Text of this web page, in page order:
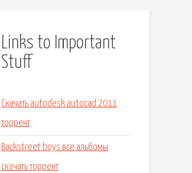
Links to Important
Stuff
Скачать autodesk autocad 2011
торрент
Backstreet boys все альбомы
скачать торрент